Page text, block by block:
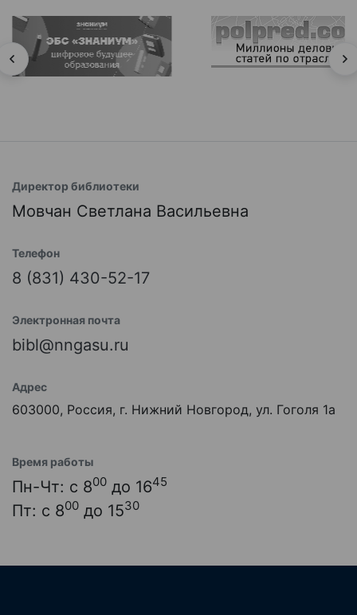
Директор библиотеки
Мовчан Светлана Васильевна
Телефон
8 (831) 430-52-17
Электронная почта
bibl@nngasu.ru
Адрес
603000, Россия, г. Нижний Новгород, ул. Гоголя 1а
Время работы
Пн-Чт: с 800 до 1645
Пт: с 800 до 1530